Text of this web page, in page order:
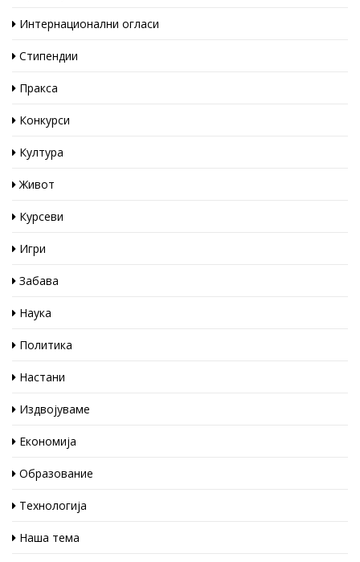
Интернационални огласи
Стипендии
Пракса
Конкурси
Култура
Живот
Курсеви
Игри
Забава
Наука
Политика
Настани
Издвојуваме
Економија
Образование
Технологија
Наша тема